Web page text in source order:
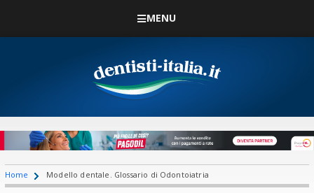
MENU
Home Modello dentale. Glossario di Odontoiatria